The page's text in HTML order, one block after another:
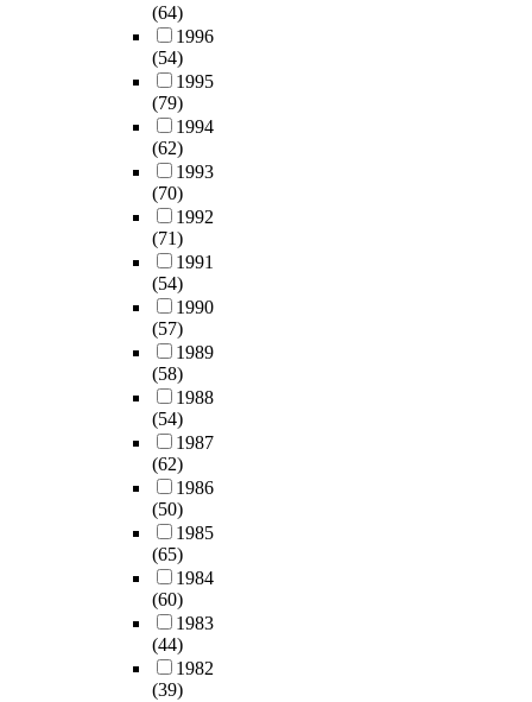
(64)
1996
(54)
1995
(79)
1994
(62)
1993
(70)
1992
(71)
1991
(54)
1990
(57)
1989
(58)
1988
(54)
1987
(62)
1986
(50)
1985
(65)
1984
(60)
1983
(44)
1982
(39)